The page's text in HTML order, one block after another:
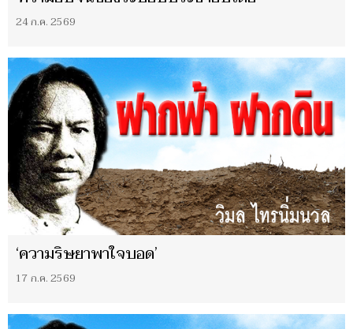
24 ก.ค. 2569
‘ความริษยาพาใจบอด’
17 ก.ค. 2569